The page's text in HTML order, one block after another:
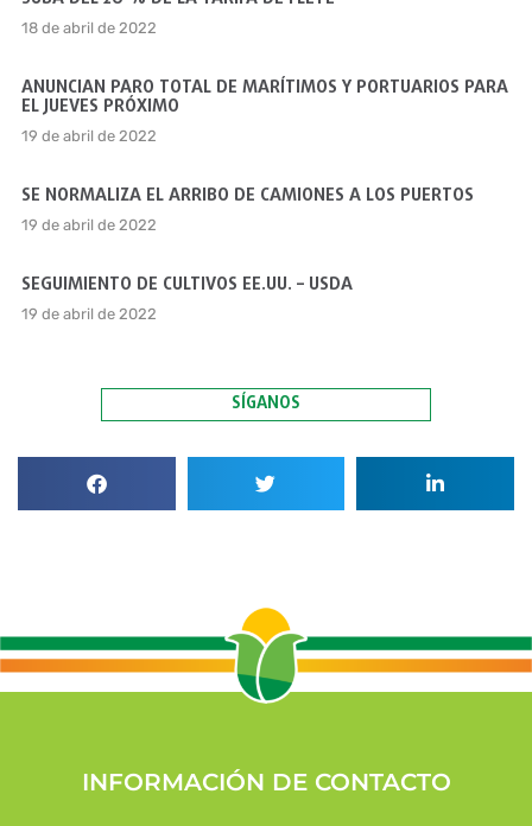
18 de abril de 2022
ANUNCIAN PARO TOTAL DE MARÍTIMOS Y PORTUARIOS PARA
EL JUEVES PRÓXIMO
19 de abril de 2022
SE NORMALIZA EL ARRIBO DE CAMIONES A LOS PUERTOS
19 de abril de 2022
SEGUIMIENTO DE CULTIVOS EE.UU. – USDA
19 de abril de 2022
SÍGANOS
INFORMACIÓN DE CONTACTO